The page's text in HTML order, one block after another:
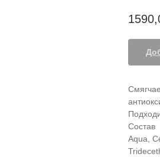
Состав
Aqua,